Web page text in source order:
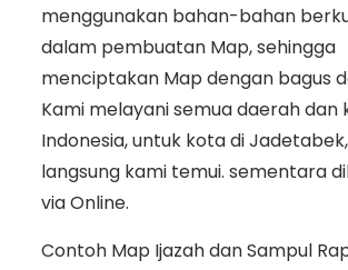
menggunakan bahan-bahan
dalam pembuatan Map, sehingga
menciptakan Map dengan bagus
Kami melayani semua daerah dan
Indonesia, untuk kota di
langsung kami temui. sementara
via Online.
Contoh Map Ijazah dan Sampul